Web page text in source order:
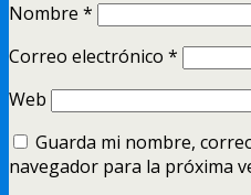
Nombre *
Correo electrónico *
Web
Guarda mi nombre,
navegador para la próxima